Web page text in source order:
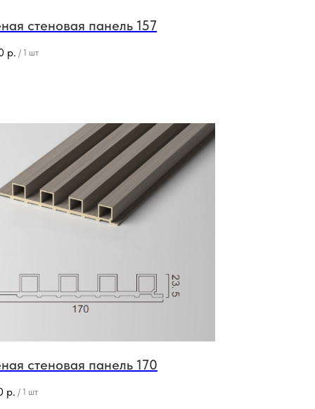
стеновая панель 157
р. / 1 шт
стеновая панель 170
р. / 1 шт